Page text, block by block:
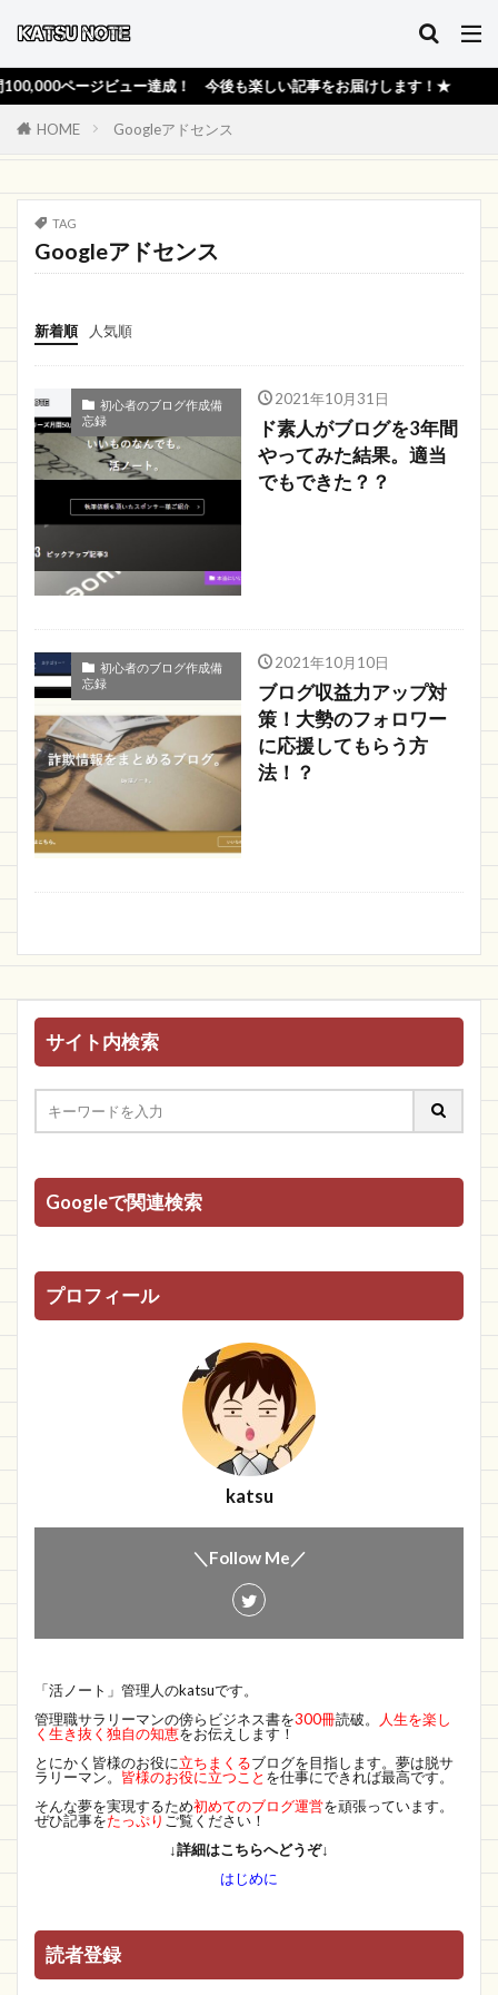
ページビュー達成！ 今後も楽しい記事をお届けします！★
HOME Googleアドセンス
TAG
Googleアドセンス
新着順 人気順
初心者のブログ作成備
忘録
2021年10月31日
ド素人がブログを3年間
やってみた結果。適当
でもできた？？
初心者のブログ作成備
忘録
2021年10月10日
ブログ収益力アップ対
策！大勢のフォロワー
に応援してもらう方
法！？
サイト内検索
Googleで関連検索
プロフィール
katsu
＼Follow Me／
「活ノート」管理人のkatsuです。
管理職サラリーマンの傍らビジネス書を300冊読破。
人生を楽し
く生き抜く独自の知恵をお伝えします！
とにかく皆様のお役に立ちまくるブログを目指します。夢は脱サ
ラリーマン。 皆様のお役に立つこと を仕事にできれば最高です。
そんな夢を実現するため初めてのブログ運営を頑張っています。
ぜひ記事をたっぷり ご覧ください！
↓詳細はこちらへどうぞ↓
はじめに
読者登録